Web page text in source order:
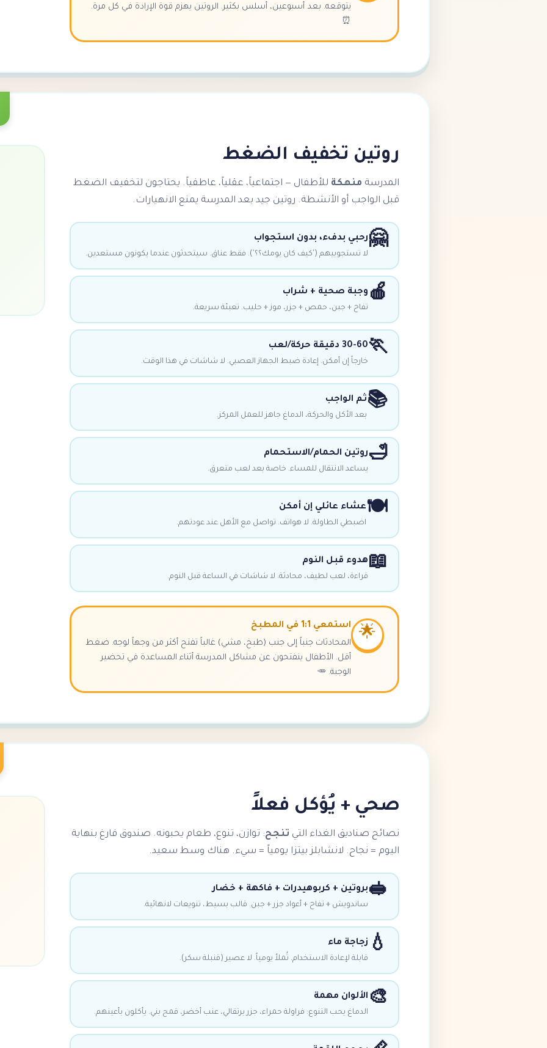
يتوقعه. بعد أسبوعين، أسلس بكثير. الروتين يهزم قوة الإرادة في كل مرة.
⏰
روتين تخفيف الضغط
المدرسة منهكة للأطفال — اجتماعياً، عقلياً، عاطفياً. يحتاجون لتخفيف الضغط
قبل الواجب أو الأنشطة. روتين جيد بعد المدرسة يمنع الانهيارات.
🤗رحبي بدفء، بدون استجواب
لا تستجوبيهم ('كيف كان يومك؟؟'). فقط عناق. سيتحدثون عندما يكونون مستعدين.
🍎 وجبة صحية + شراب
تفاح + جبن، حمص + جزر، موز + حليب. تعبئة سريعة.
🏃30-60 دقيقة حركة/لعب
خارجاً إن أمكن. إعادة ضبط الجهاز العصبي. لا شاشات في هذا الوقت.
📚ثم الواجب
بعد الأكل والحركة، الدماغ جاهز للعمل المركز.
🛁روتين الحمام/الاستحمام
يساعد الانتقال للمساء. خاصة بعد لعب متعرق.
🍽️عشاء عائلي إن أمكن
اضبطي الطاولة. لا هواتف. تواصل مع الأهل عند عودتهم.
📖هدوء قبل النوم
قراءة، لعب لطيف، محادثة. لا شاشات في الساعة قبل النوم.
🌟
استمعي 1:1 في المطبخ
المحادثات جنباً إلى جنب (طبخ، مشي) غالباً تفتح أكثر من وجهاً لوجه. ضغط
أقل. الأطفال ينفتحون عن مشاكل المدرسة أثناء المساعدة في تحضير
الوجبة. 🥕
صحي + يُؤكل فعلاً
نصائح صناديق الغداء التي تنجح: توازن، تنوع، طعام يحبونه. صندوق فارغ بنهاية
اليوم = نجاح. لانشابلز بيتزا يومياً = سيء. هناك وسط سعيد.
🥪بروتين + كربوهيدرات + فاكهة + خضار
ساندويش + تفاح + أعواد جزر + جبن. قالب بسيط، تنويعات لانهائية.
💧 زجاجة ماء
قابلة لإعادة الاستخدام. تُملأ يومياً. لا عصير (قنبلة سكر).
🎨 الألوان مهمة
الدماغ يحب التنوع: فراولة حمراء، جزر برتقالي، عنب أخضر، قمح بني. يأكلون بأعينهم.